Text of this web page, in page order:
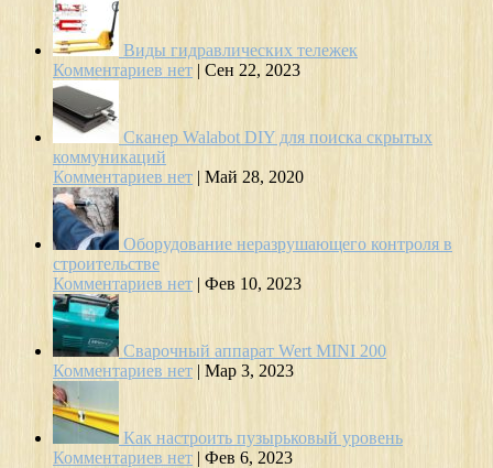
Виды гидравлических тележек
Комментариев нет | Сен 22, 2023
Сканер Walabot DIY для поиска скрытых
коммуникаций
Комментариев нет | Май 28, 2020
Оборудование неразрушающего контроля в
строительстве
Комментариев нет | Фев 10, 2023
Сварочный аппарат Wert MINI 200
Комментариев нет | Мар 3, 2023
Как настроить пузырьковый уровень
Комментариев нет | Фев 6, 2023